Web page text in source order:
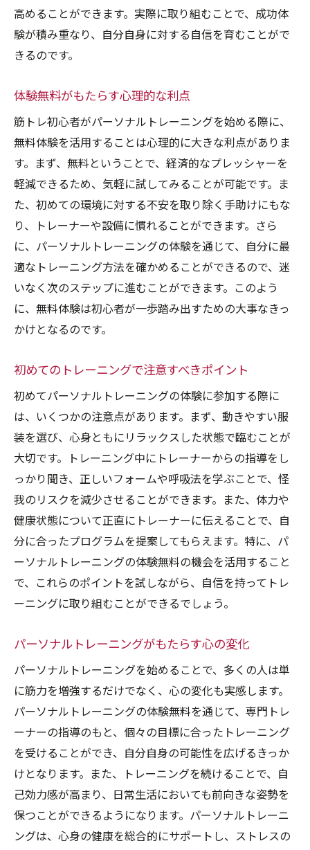
高めることができます。実際に取り組むことで、成功体
験が積み重なり、自分自身に対する自信を育むことがで
きるのです。
体験無料がもたらす心理的な利点
筋トレ初心者がパーソナルトレーニングを始める際に、
無料体験を活用することは心理的に大きな利点がありま
す。まず、無料ということで、経済的なプレッシャーを
軽減できるため、気軽に試してみることが可能です。ま
た、初めての環境に対する不安を取り除く手助けにもな
り、トレーナーや設備に慣れることができます。さら
に、パーソナルトレーニングの体験を通じて、自分に最
適なトレーニング方法を確かめることができるので、迷
いなく次のステップに進むことができます。このよう
に、無料体験は初心者が一歩踏み出すための大事なきっ
かけとなるのです。
初めてのトレーニングで注意すべきポイント
初めてパーソナルトレーニングの体験に参加する際に
は、いくつかの注意点があります。まず、動きやすい服
装を選び、心身ともにリラックスした状態で臨むことが
大切です。トレーニング中にトレーナーからの指導をし
っかり聞き、正しいフォームや呼吸法を学ぶことで、怪
我のリスクを減少させることができます。また、体力や
健康状態について正直にトレーナーに伝えることで、自
分に合ったプログラムを提案してもらえます。特に、パ
ーソナルトレーニングの体験無料の機会を活用すること
で、これらのポイントを試しながら、自信を持ってトレ
ーニングに取り組むことができるでしょう。
パーソナルトレーニングがもたらす心の変化
パーソナルトレーニングを始めることで、多くの人は単
に筋力を増強するだけでなく、心の変化も実感します。
パーソナルトレーニングの体験無料を通じて、専門トレ
ーナーの指導のもと、個々の目標に合ったトレーニング
を受けることができ、自分自身の可能性を広げるきっか
けとなります。また、トレーニングを続けることで、自
己効力感が高まり、日常生活においても前向きな姿勢を
保つことができるようになります。パーソナルトレーニ
ングは、心身の健康を総合的にサポートし、ストレスの